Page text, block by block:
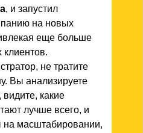
, и запустил
на новых
еще больше
клиентов.
не тратите
Вы анализируете
какие
лучше всего, и
на масштабировании,